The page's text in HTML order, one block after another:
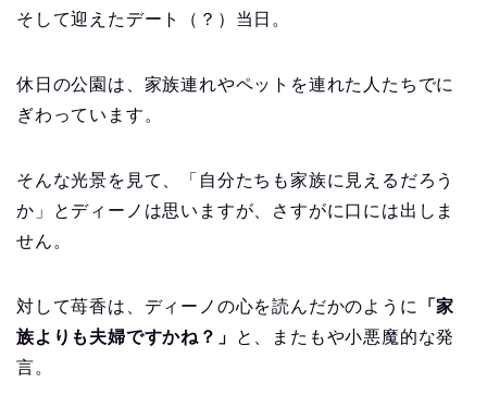
そして迎えたデート（？）当日。
休日の公園は、家族連れやペットを連れた人たちでに
ぎわっています。
そんな光景を見て、「自分たちも家族に見えるだろう
か」とディーノは思いますが、さすがに口には出しま
せん。
対して苺香は、ディーノの心を読んだかのように 「家
族よりも夫婦ですかね？」
と、またもや小悪魔的な発
言。